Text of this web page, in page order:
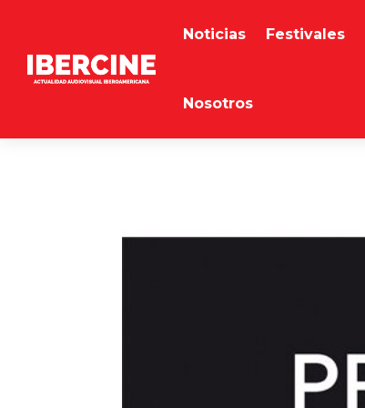
Noticias Festivales
Nosotros